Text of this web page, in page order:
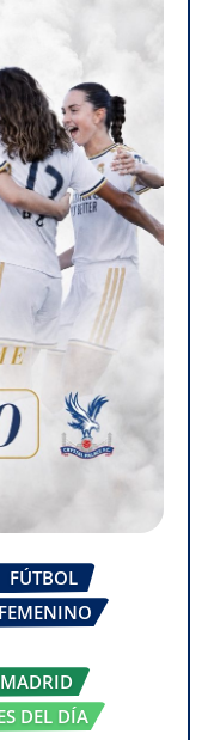
FÚTBOL
DEL DÍA